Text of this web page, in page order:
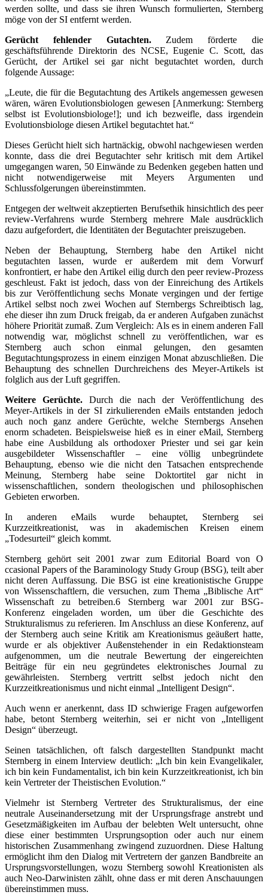
werden sollte, und dass sie ihren Wunsch formulierten, Sternberg
möge von der SI entfernt werden.
Gerücht fehlender Gutachten.Zudem förderte die
geschäftsführende Direktorin des NCSE, Eugenie C. Scott, das
Gerücht, der Artikel sei gar nicht begutachtet worden, durch
folgende Aussage:
„Leute, die für die Begutachtung des Artikels angemessen gewesen
wären, wären Evolutionsbiologen gewesen [Anmerkung: Sternberg
selbst ist Evolutionsbiologe!]; und ich bezweifle, dass irgendein
Evolutionsbiologe diesen Artikel begutachtet hat.“
Dieses Gerücht hielt sich hartnäckig, obwohl nachgewiesen werden
konnte, dass die drei Begutachter sehr kritisch mit dem Artikel
umgegangen waren, 50 Einwände zu Bedenken gegeben hatten und
nicht notwendigerweise mit Meyers Argumenten und
Schlussfolgerungen übereinstimmten.
Entgegen der weltweit akzeptierten Berufsethik hinsichtlich des peer
review-Verfahrens wurde Sternberg mehrere Male ausdrücklich
dazu aufgefordert, die Identitäten der Begutachter preiszugeben.
Neben der Behauptung, Sternberg habe den Artikel nicht
begutachten lassen, wurde er außerdem mit dem Vorwurf
konfrontiert, er habe den Artikel eilig durch den peer review-Prozess
geschleust. Fakt ist jedoch, dass von der Einreichung des Artikels
bis zur Veröffentlichung sechs Monate vergingen und der fertige
Artikel selbst noch zwei Wochen auf Sternbergs Schreibtisch lag,
ehe dieser ihn zum Druck freigab, da er anderen Aufgaben zunächst
höhere Priorität zumaß. Zum Vergleich: Als es in einem anderen Fall
notwendig war, möglichst schnell zu veröffentlichen, war es
Sternberg auch schon einmal gelungen, den gesamten
Begutachtungsprozess in einem einzigen Monat abzuschließen. Die
Behauptung des schnellen Durchreichens des Meyer-Artikels ist
folglich aus der Luft gegriffen.
Weitere Gerüchte. Durch die nach der Veröffentlichung des
Meyer-Artikels in der SI zirkulierenden eMails entstanden jedoch
auch noch ganz andere Gerüchte, welche Sternbergs Ansehen
enorm schadeten. Beispielsweise hieß es in einer eMail, Sternberg
habe eine Ausbildung als orthodoxer Priester und sei gar kein
ausgebildeter Wissenschaftler – eine völlig unbegründete
Behauptung, ebenso wie die nicht den Tatsachen entsprechende
Meinung, Sternberg habe seine Doktortitel gar nicht in
wissenschaftlichen, sondern theologischen und philosophischen
Gebieten erworben.
In anderen eMails wurde behauptet, Sternberg sei
Kurzzeitkreationist, was in akademischen Kreisen einem
„Todesurteil“ gleich kommt.
Sternberg gehört seit 2001 zwar zum Editorial Board von O
ccasional Papers of the Baraminology Study Group (BSG), teilt aber
nicht deren Auffassung. Die BSG ist eine kreationistische Gruppe
von Wissenschaftlern, die versuchen, zum Thema „Biblische Art“
Wissenschaft zu betreiben.6 Sternberg war 2001 zur BSG-
Konferenz eingeladen worden, um über die Geschichte des
Strukturalismus zu referieren. Im Anschluss an diese Konferenz, auf
der Sternberg auch seine Kritik am Kreationismus geäußert hatte,
wurde er als objektiver Außenstehender in ein Redaktionsteam
aufgenommen, um die neutrale Bewertung der eingereichten
Beiträge für ein neu gegründetes elektronisches Journal zu
gewährleisten. Sternberg vertritt selbst jedoch nicht den
Kurzzeitkreationismus und nicht einmal „Intelligent Design“.
Auch wenn er anerkennt, dass ID schwierige Fragen aufgeworfen
habe, betont Sternberg weiterhin, sei er nicht von „Intelligent
Design“ überzeugt.
Seinen tatsächlichen, oft falsch dargestellten Standpunkt macht
Sternberg in einem Interview deutlich: „Ich bin kein Evangelikaler,
ich bin kein Fundamentalist, ich bin kein Kurzzeitkreationist, ich bin
kein Vertreter der Theistischen Evolution.“
Vielmehr ist Sternberg Vertreter des Strukturalismus, der eine
neutrale Auseinandersetzung mit der Ursprungsfrage anstrebt und
Gesetzmäßigkeiten im Aufbau der belebten Welt untersucht, ohne
diese einer bestimmten Ursprungsoption oder auch nur einem
historischen Zusammenhang zwingend zuzuordnen. Diese Haltung
ermöglicht ihm den Dialog mit Vertretern der ganzen Bandbreite an
Ursprungsvorstellungen, wozu Sternberg sowohl Kreationisten als
auch Neo-Darwinisten zählt, ohne dass er mit deren Anschauungen
übereinstimmen muss.